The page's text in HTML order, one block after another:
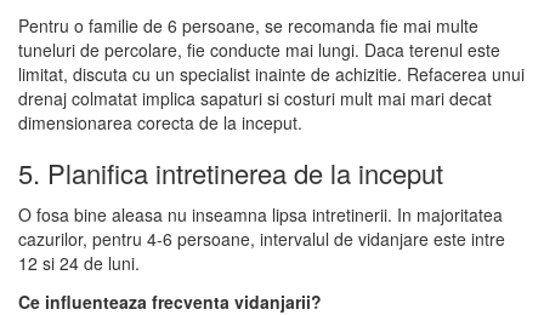
Pentru o familie de 6 persoane, se recomanda fie mai multe
tuneluri de percolare, fie conducte mai lungi. Daca terenul este
limitat, discuta cu un specialist inainte de achizitie. Refacerea unui
drenaj colmatat implica sapaturi si costuri mult mai mari decat
dimensionarea corecta de la inceput.
5. Planifica intretinerea de la inceput
O fosa bine aleasa nu inseamna lipsa intretinerii. In majoritatea
cazurilor, pentru 4-6 persoane, intervalul de vidanjare este intre
12 si 24 de luni.
Ce influenteaza frecventa vidanjarii?